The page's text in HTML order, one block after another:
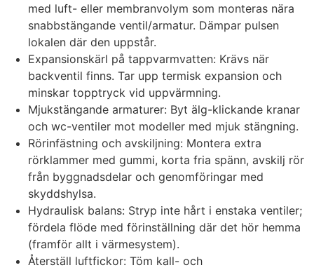
med luft- eller membranvolym som monteras nära
snabbstängande ventil/armatur. Dämpar pulsen
lokalen där den uppstår.
Expansionskärl på tappvarmvatten: Krävs när
backventil finns. Tar upp termisk expansion och
minskar topptryck vid uppvärmning.
Mjukstängande armaturer: Byt älg-klickande kranar
och wc-ventiler mot modeller med mjuk stängning.
Rörinfästning och avskiljning: Montera extra
rörklammer med gummi, korta fria spänn, avskilj rör
från byggnadsdelar och genomföringar med
skyddshylsa.
Hydraulisk balans: Stryp inte hårt i enstaka ventiler;
fördela flöde med förinställning där det hör hemma
(framför allt i värmesystem).
Återställ luftfickor: Töm kall- och